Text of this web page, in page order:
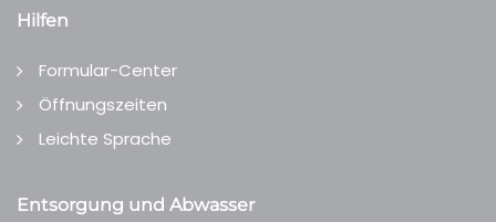
Hilfen
Formular-Center
Öffnungszeiten
Leichte Sprache
Entsorgung und Abwasser